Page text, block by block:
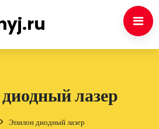
лазер
Эпилон диодный лазер